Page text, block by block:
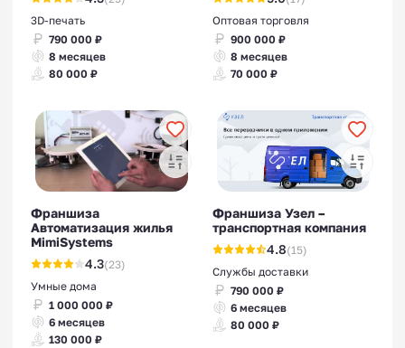
3D-печать
790 000 ₽
8 месяцев
80 000 ₽
Оптовая торговля
900 000 ₽
8 месяцев
70 000 ₽
Франшиза
Автоматизация жилья
MimiSystems
4.3(23)
Умные дома
1 000 000 ₽
6 месяцев
130 000 ₽
Франшиза Узел –
транспортная компания
4.8(15)
Службы доставки
790 000 ₽
6 месяцев
80 000 ₽